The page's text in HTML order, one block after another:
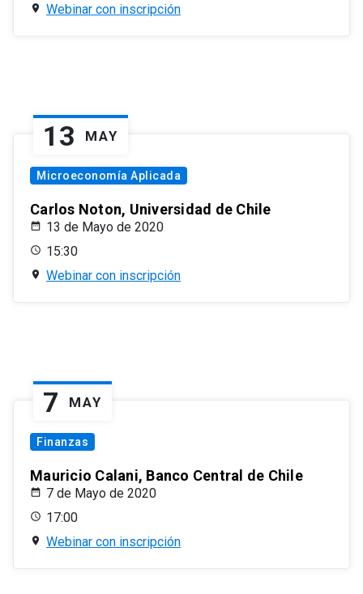
Webinar con inscripción
13 MAY
Microeconomía Aplicada
Carlos Noton, Universidad de Chile
13 de Mayo de 2020
15:30
Webinar con inscripción
7 MAY
Finanzas
Mauricio Calani, Banco Central de Chile
7 de Mayo de 2020
17:00
Webinar con inscripción